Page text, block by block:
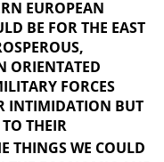
EUROPEAN
BE FOR THE EAST
ORIENTATED
FORCES
INTIMIDATION BUT
THEIR
THINGSWE COULD